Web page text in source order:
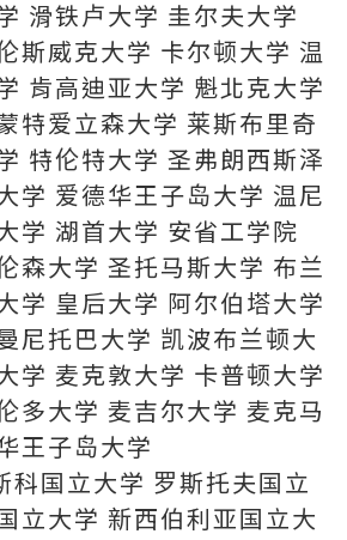
滑铁卢大学 圭尔夫大学
斯威克大学 卡尔顿大学 温
肯高迪亚大学 魁北克大学
特爱立森大学 莱斯布里奇
特伦特大学 圣弗朗西斯泽
学 爱德华王子岛大学 温尼
学 湖首大学 安省工学院
森大学 圣托马斯大学 布兰
学 皇后大学 阿尔伯塔大学
尼托巴大学 凯波布兰顿大
学 麦克敦大学 卡普顿大学
多大学 麦吉尔大学 麦克马
王子岛大学
国立大学 罗斯托夫国立
立大学 新西伯利亚国立大